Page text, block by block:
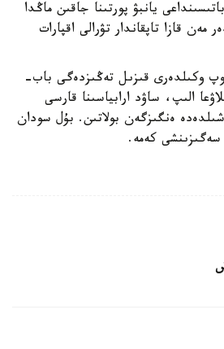
يانبۋ پورتىنا جاقىن ماڭدا
قازا تاپقاندار تۋرالى اقپارات
وكىلدەرى قىزىل تەڭىزدەگى باب-
الىپ، ساۋد ارابياسىنا قارسى
بلوكاداسىن 20- شىلدەدە ەنگىزگەن بولاتىن. بۇل سودان
سەگىزىنشى كەمە.